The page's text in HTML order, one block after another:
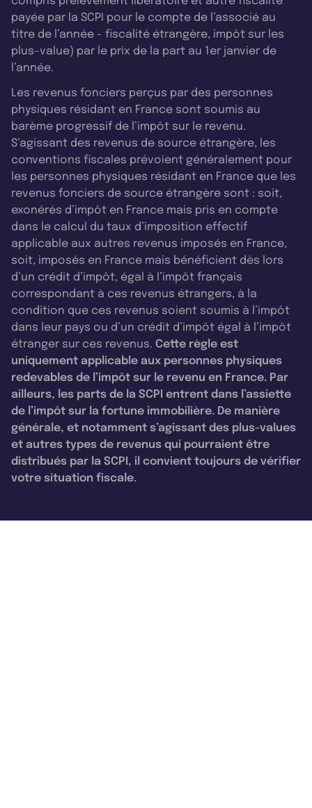
payée par la SCPI pour le compte de l’associé au
titre de l’année - fiscalité étrangère, impôt sur les
plus-value) par le prix de la part au 1er janvier de
l’année.
Les revenus fonciers perçus par des personnes
physiques résidant en France sont soumis au
barème progressif de l’impôt sur le revenu.
S’agissant des revenus de source étrangère, les
conventions fiscales prévoient généralement pour
les personnes physiques résidant en France que les
revenus fonciers de source étrangère sont : soit,
exonérés d’impôt en France mais pris en compte
dans le calcul du taux d’imposition effectif
applicable aux autres revenus imposés en France,
soit, imposés en France mais bénéficient dès lors
d’un crédit d’impôt, égal à l’impôt français
correspondant à ces revenus étrangers, à la
condition que ces revenus soient soumis à l’impôt
dans leur pays ou d’un crédit d’impôt égal à l’impôt
étranger sur ces revenus. Cette règle est
uniquement applicable aux personnes physiques
redevables de l’impôt sur le revenu en France. Par
ailleurs, les parts de la SCPI entrent dans l’assiette
de l’impôt sur la fortune immobilière. De manière
générale, et notamment s’agissant des plus-values
et autres types de revenus qui pourraient être
distribués par la SCPI, il convient toujours de vérifier
votre situation fiscale.